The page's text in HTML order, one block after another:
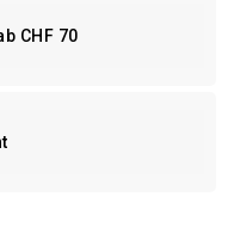
CHF 70